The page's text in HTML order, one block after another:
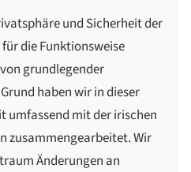
und Sicherheit der
die Funktionsweise
grundlegender
haben wir in dieser
umfassend mit der irischen
zusammengearbeitet. Wir
Änderungen an